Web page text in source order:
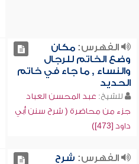
الفهرس:مكان
وضع الخاتم للرجال
والنساء , ما جاء في خاتم
الحديد
للشيخ: عبد المحسن العباد
جزء من محاضرة ( شرح سنن أبي
داود [473])
الفهرس: شرح